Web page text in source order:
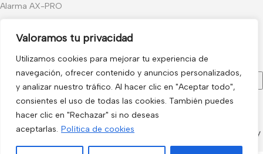
Valoramos tu privacidad
Utilizamos cookies para mejorar tu experiencia de
navegación, ofrecer contenido y anuncios personalizados,
y analizar nuestro tráfico. Al hacer clic en "Aceptar todo",
consientes el uso de todas las cookies. También puedes
hacer clic en "Rechazar" si no deseas
aceptarlas. Política de cookies
Alarma AX-PRO
Únete a nuestras novedades
Recibe las últimas novedades y promociones.
Usado de acuerdo con nuestraPolítica de privacidad
electro3 ©
2026.